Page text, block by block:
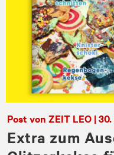
Post von ZEIT LEO |
Extra zum